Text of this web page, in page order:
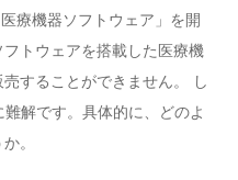
療機器ソフトウェア」を開
トウェアを搭載した医療機
することができません。 し
解です。具体的に、どのよ
。